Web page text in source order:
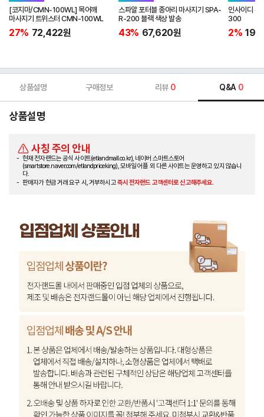
[코지마/CMN-100WL] 목어깨
마사지기 트위스터 CMN-100WL
27% 72,422원
스파알 포터블 종아리 마사지기 SPA-
R-200 블랙 색상 발송
43% 67,620원
인사이디 무
300
2%
상품설명 구매정보 리뷰 0 Q&A 0
상품설명
사칭 주의 안내
현재 전자랜드는 공식 사이트(etlandmall.co.kr), 네이버 스마트스토어
(smartstore.naver.com/etlandpriceking), 모바일 어플 외 다른 사이트는 운영하고 있지 않습니
다.
판매자가 현금 거래 요구 시, 거부하시고즉시 전자랜드 고객센터로 신고해주세요.